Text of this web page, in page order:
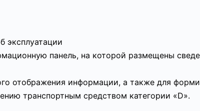
эксплуатации
панель, на которой размещены
отображения информации, а также для
транспортным средством категории «D».